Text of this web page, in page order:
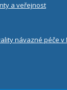
a veřejnost
návazné péče v